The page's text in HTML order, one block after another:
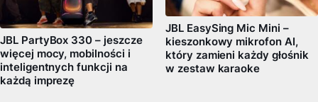
JBL PartyBox 330 – jeszcze
więcej mocy, mobilności i
inteligentnych funkcji na
każdą imprezę
JBL EasySing Mic Mini –
kieszonkowy mikrofon AI,
który zamieni każdy głośnik
w zestaw karaoke